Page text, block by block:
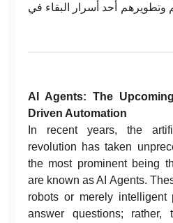
وتطويرهم أحد أسرار البقاء في
AI Agents: The
Driven Automation
In recent years, the
revolution has taken
the most prominent being
are known as AI Agents.
robots or merely intelligent
answer questions; rather,